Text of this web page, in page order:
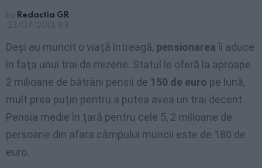
by Redactia GR
23/07/2013, 8:11
Deşi au muncit o viaţă întreagă, pensionarea îi aduce
în faţa unui trai de mizerie. Statul le oferă la aproape
2 milioane de bătrâni pensii de 150 de euro pe lună,
mult prea puţin pentru a putea avea un trai decent.
Pensia medie în ţară pentru cele 5, 2 milioane de
persoane din afara câmpului muncii este de 180 de
euro.